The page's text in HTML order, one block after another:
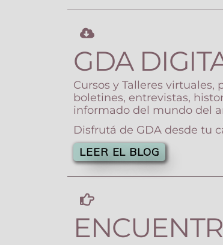
GDA
Cursos y Talleres virtuales,
boletines, entrevistas,
informado del mundo del
Disfrutá de GDA desde tu
LEER EL BLOG